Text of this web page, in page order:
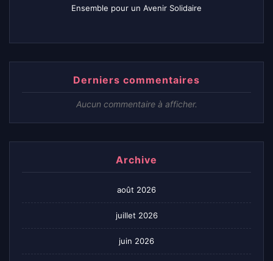
Ensemble pour un Avenir Solidaire
Derniers commentaires
Aucun commentaire à afficher.
Archive
août 2026
juillet 2026
juin 2026